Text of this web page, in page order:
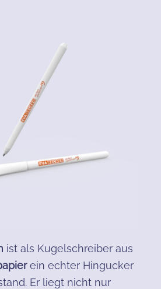
ist als Kugelschreiber aus
ein echter Hingucker
Er liegt nicht nur